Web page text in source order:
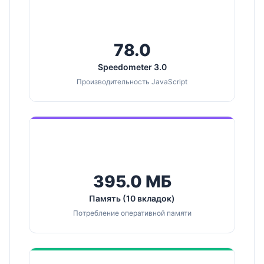
78.0
Speedometer 3.0
Производительность JavaScript
395.0 МБ
Память (10 вкладок)
Потребление оперативной памяти